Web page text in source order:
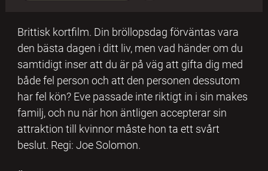
Brittisk kortfilm. Din bröllopsdag förväntas vara
den bästa dagen i ditt liv, men vad händer om du
samtidigt inser att du är på väg att gifta dig med
både fel person och att den personen dessutom
har fel kön? Eve passade inte riktigt in i sin makes
familj, och nu när hon äntligen accepterar sin
attraktion till kvinnor måste hon ta ett svårt
beslut. Regi: Joe Solomon.